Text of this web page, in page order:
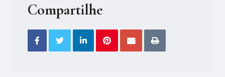
Compartilhe